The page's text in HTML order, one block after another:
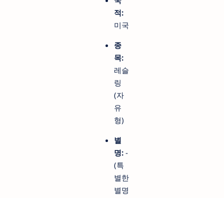
적:
미국
종
목:
레슬
링
(자
유
형)
별
명:-
(특
별한
별명